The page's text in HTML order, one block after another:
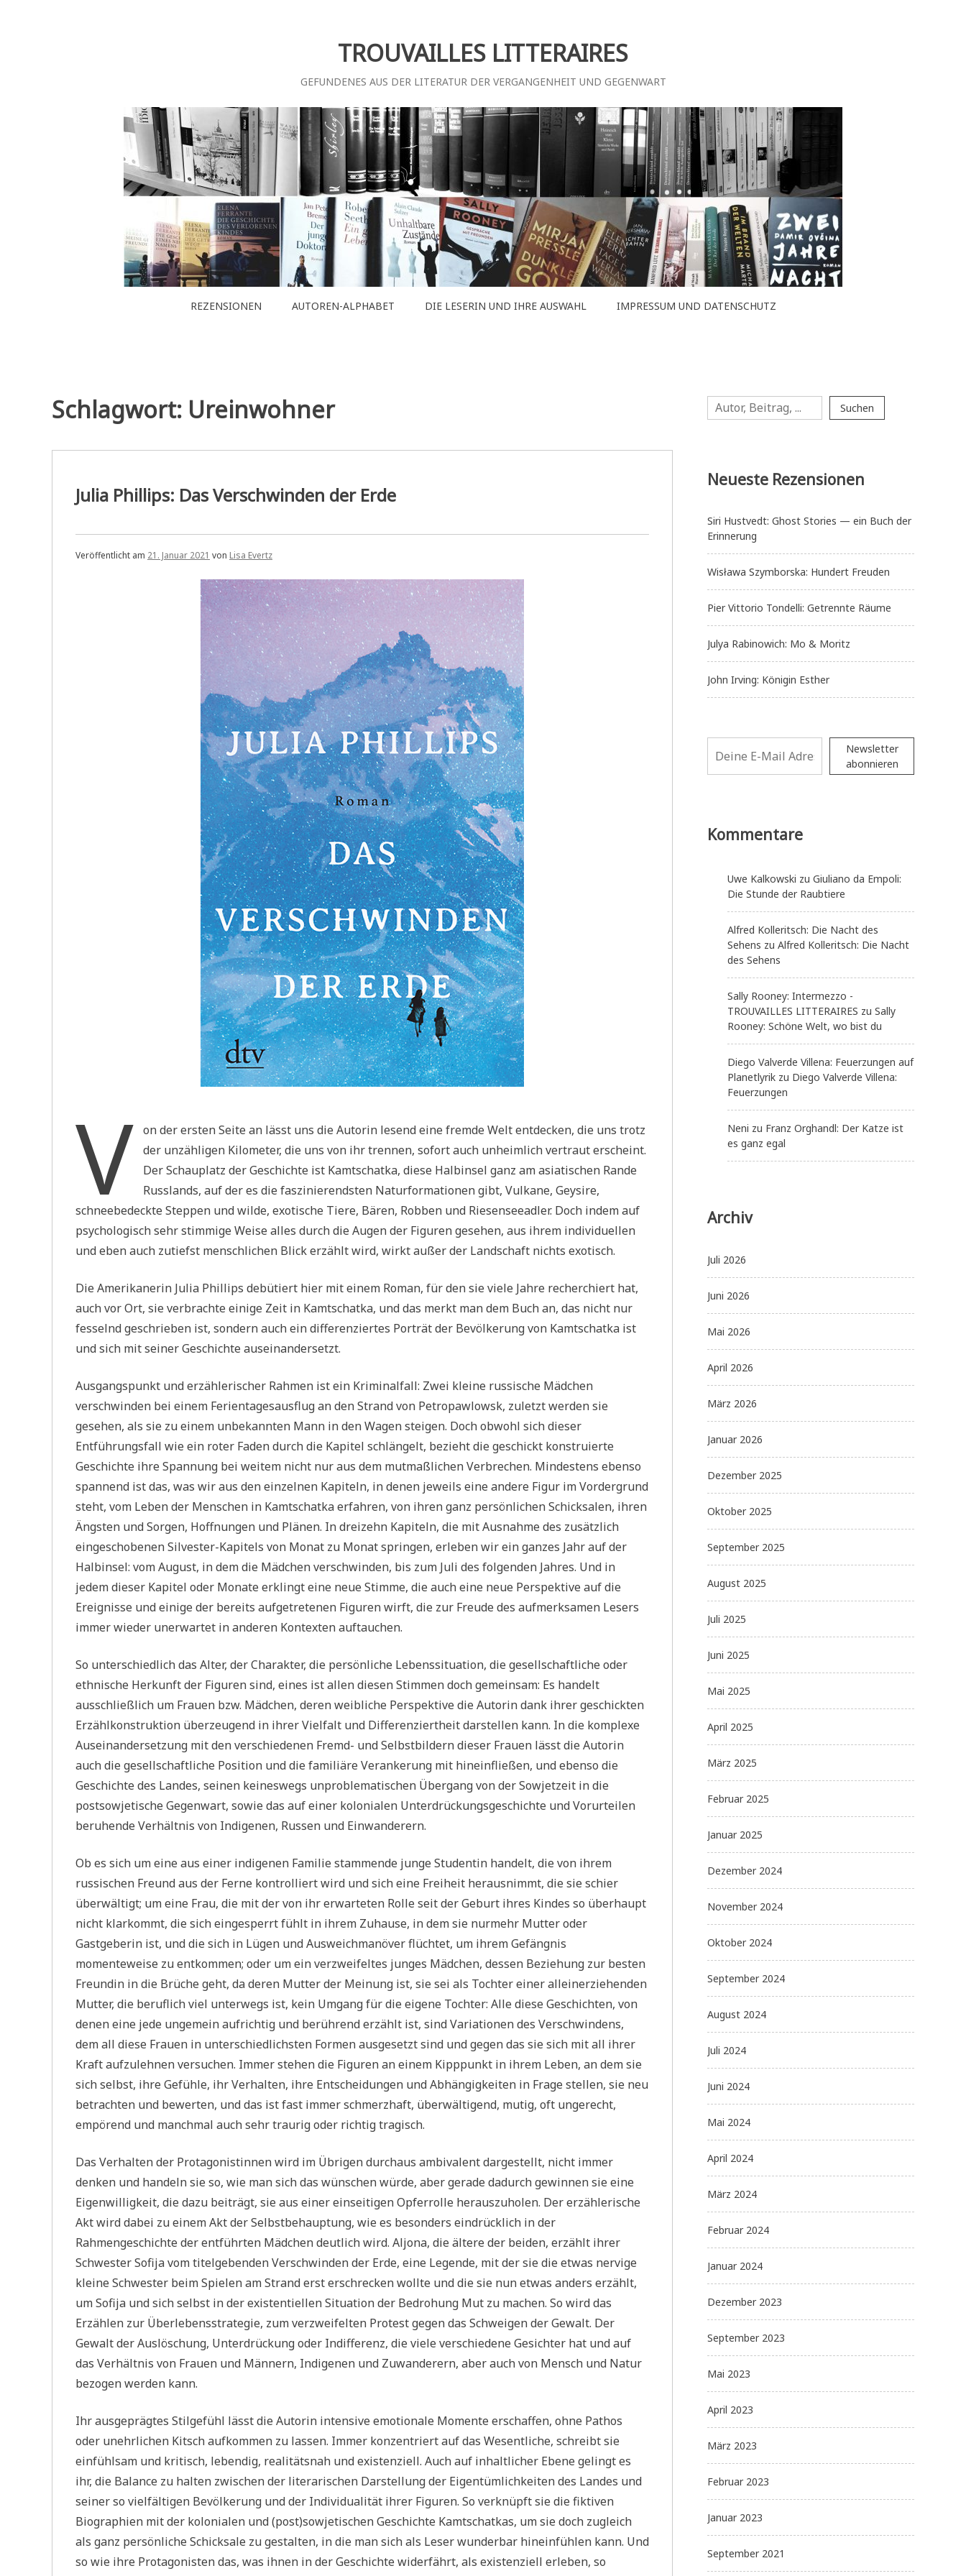
TROUVAILLES LITTERAIRES
GEFUNDENES AUS DER LITERATUR DER VERGANGENHEIT UND GEGENWART
REZENSIONEN AUTOREN-ALPHABET DIE LESERIN UND IHRE AUSWAHL IMPRESSUM UND DATENSCHUTZ
Schlagwort: Ureinwohner
Julia Phillips: Das Verschwinden der Erde
Veröffentlicht am 21. Januar 2021 von Lisa Evertz
V
on der ersten Seite an lässt uns die Autorin lesend eine fremde Welt entdecken, die uns trotz
der unzähligen Kilometer, die uns von ihr trennen, sofort auch unheimlich vertraut erscheint.
Der Schauplatz der Geschichte ist Kamtschatka, diese Halbinsel ganz am asiatischen Rande
Russlands, auf der es die faszinierendsten Naturformationen gibt, Vulkane, Geysire,
schneebedeckte Steppen und wilde, exotische Tiere, Bären, Robben und Riesenseeadler. Doch indem auf
psychologisch sehr stimmige Weise alles durch die Augen der Figuren gesehen, aus ihrem individuellen
und eben auch zutiefst menschlichen Blick erzählt wird, wirkt außer der Landschaft nichts exotisch.
Die Amerikanerin Julia Phillips debütiert hier mit einem Roman, für den sie viele Jahre recherchiert hat,
auch vor Ort, sie verbrachte einige Zeit in Kamtschatka, und das merkt man dem Buch an, das nicht nur
fesselnd geschrieben ist, sondern auch ein differenziertes Porträt der Bevölkerung von Kamtschatka ist
und sich mit seiner Geschichte auseinandersetzt.
Ausgangspunkt und erzählerischer Rahmen ist ein Kriminalfall: Zwei kleine russische Mädchen
verschwinden bei einem Ferientagesausflug an den Strand von Petropawlowsk, zuletzt werden sie
gesehen, als sie zu einem unbekannten Mann in den Wagen steigen. Doch obwohl sich dieser
Entführungsfall wie ein roter Faden durch die Kapitel schlängelt, bezieht die geschickt konstruierte
Geschichte ihre Spannung bei weitem nicht nur aus dem mutmaßlichen Verbrechen. Mindestens ebenso
spannend ist das, was wir aus den einzelnen Kapiteln, in denen jeweils eine andere Figur im Vordergrund
steht, vom Leben der Menschen in Kamtschatka erfahren, von ihren ganz persönlichen Schicksalen, ihren
Ängsten und Sorgen, Hoffnungen und Plänen. In dreizehn Kapiteln, die mit Ausnahme des zusätzlich
eingeschobenen Silvester-Kapitels von Monat zu Monat springen, erleben wir ein ganzes Jahr auf der
Halbinsel: vom August, in dem die Mädchen verschwinden, bis zum Juli des folgenden Jahres. Und in
jedem dieser Kapitel oder Monate erklingt eine neue Stimme, die auch eine neue Perspektive auf die
Ereignisse und einige der bereits aufgetretenen Figuren wirft, die zur Freude des aufmerksamen Lesers
immer wieder unerwartet in anderen Kontexten auftauchen.
So unterschiedlich das Alter, der Charakter, die persönliche Lebenssituation, die gesellschaftliche oder
ethnische Herkunft der Figuren sind, eines ist allen diesen Stimmen doch gemeinsam: Es handelt
ausschließlich um Frauen bzw. Mädchen, deren weibliche Perspektive die Autorin dank ihrer geschickten
Erzählkonstruktion überzeugend in ihrer Vielfalt und Differenziertheit darstellen kann. In die komplexe
Auseinandersetzung mit den verschiedenen Fremd- und Selbstbildern dieser Frauen lässt die Autorin
auch die gesellschaftliche Position und die familiäre Verankerung mit hineinfließen, und ebenso die
Geschichte des Landes, seinen keineswegs unproblematischen Übergang von der Sowjetzeit in die
postsowjetische Gegenwart, sowie das auf einer kolonialen Unterdrückungsgeschichte und Vorurteilen
beruhende Verhältnis von Indigenen, Russen und Einwanderern.
Ob es sich um eine aus einer indigenen Familie stammende junge Studentin handelt, die von ihrem
russischen Freund aus der Ferne kontrolliert wird und sich eine Freiheit herausnimmt, die sie schier
überwältigt; um eine Frau, die mit der von ihr erwarteten Rolle seit der Geburt ihres Kindes so überhaupt
nicht klarkommt, die sich eingesperrt fühlt in ihrem Zuhause, in dem sie nurmehr Mutter oder
Gastgeberin ist, und die sich in Lügen und Ausweichmanöver flüchtet, um ihrem Gefängnis
momenteweise zu entkommen; oder um ein verzweifeltes junges Mädchen, dessen Beziehung zur besten
Freundin in die Brüche geht, da deren Mutter der Meinung ist, sie sei als Tochter einer alleinerziehenden
Mutter, die beruflich viel unterwegs ist, kein Umgang für die eigene Tochter: Alle diese Geschichten, von
denen eine jede ungemein aufrichtig und berührend erzählt ist, sind Variationen des Verschwindens,
dem all diese Frauen in unterschiedlichsten Formen ausgesetzt sind und gegen das sie sich mit all ihrer
Kraft aufzulehnen versuchen. Immer stehen die Figuren an einem Kipppunkt in ihrem Leben, an dem sie
sich selbst, ihre Gefühle, ihr Verhalten, ihre Entscheidungen und Abhängigkeiten in Frage stellen, sie neu
betrachten und bewerten, und das ist fast immer schmerzhaft, überwältigend, mutig, oft ungerecht,
empörend und manchmal auch sehr traurig oder richtig tragisch.
Das Verhalten der Protagonistinnen wird im Übrigen durchaus ambivalent dargestellt, nicht immer
denken und handeln sie so, wie man sich das wünschen würde, aber gerade dadurch gewinnen sie eine
Eigenwilligkeit, die dazu beiträgt, sie aus einer einseitigen Opferrolle herauszuholen. Der erzählerische
Akt wird dabei zu einem Akt der Selbstbehauptung, wie es besonders eindrücklich in der
Rahmengeschichte der entführten Mädchen deutlich wird. Aljona, die ältere der beiden, erzählt ihrer
Schwester Sofija vom titelgebenden Verschwinden der Erde, eine Legende, mit der sie die etwas nervige
kleine Schwester beim Spielen am Strand erst erschrecken wollte und die sie nun etwas anders erzählt,
um Sofija und sich selbst in der existentiellen Situation der Bedrohung Mut zu machen. So wird das
Erzählen zur Überlebensstrategie, zum verzweifelten Protest gegen das Schweigen der Gewalt. Der
Gewalt der Auslöschung, Unterdrückung oder Indifferenz, die viele verschiedene Gesichter hat und auf
das Verhältnis von Frauen und Männern, Indigenen und Zuwanderern, aber auch von Mensch und Natur
bezogen werden kann.
Ihr ausgeprägtes Stilgefühl lässt die Autorin intensive emotionale Momente erschaffen, ohne Pathos
oder unehrlichen Kitsch aufkommen zu lassen. Immer konzentriert auf das Wesentliche, schreibt sie
einfühlsam und kritisch, lebendig, realitätsnah und existenziell. Auch auf inhaltlicher Ebene gelingt es
ihr, die Balance zu halten zwischen der literarischen Darstellung der Eigentümlichkeiten des Landes und
seiner so vielfältigen Bevölkerung und der Individualität ihrer Figuren. So verknüpft sie die fiktiven
Biographien mit der kolonialen und (post)sowjetischen Geschichte Kamtschatkas, um sie doch zugleich
als ganz persönliche Schicksale zu gestalten, in die man sich als Leser wunderbar hineinfühlen kann. Und
so wie ihre Protagonisten das, was ihnen in der Geschichte widerfährt, als existenziell erleben, so
Suchen
Suchen
Neueste Rezensionen
Siri Hustvedt: Ghost Stories — ein Buch der
Erinnerung
Wisława Szymborska: Hundert Freuden
Pier Vittorio Tondelli: Getrennte Räume
Julya Rabinowich: Mo & Moritz
John Irving: Königin Esther
Newsletter
abonnieren
Kommentare
Uwe Kalkowski zu Giuliano da Empoli:
Die Stunde der Raubtiere
Alfred Kolleritsch: Die Nacht des
Sehens zu Alfred Kolleritsch: Die Nacht
des Sehens
Sally Rooney: Intermezzo -
TROUVAILLES LITTERAIRES zu Sally
Rooney: Schöne Welt, wo bist du
Diego Valverde Villena: Feuerzungen auf
Planetlyrik zu Diego Valverde Villena:
Feuerzungen
Neni zu Franz Orghandl: Der Katze ist
es ganz egal
Archiv
Juli 2026
Juni 2026
Mai 2026
April 2026
März 2026
Januar 2026
Dezember 2025
Oktober 2025
September 2025
August 2025
Juli 2025
Juni 2025
Mai 2025
April 2025
März 2025
Februar 2025
Januar 2025
Dezember 2024
November 2024
Oktober 2024
September 2024
August 2024
Juli 2024
Juni 2024
Mai 2024
April 2024
März 2024
Februar 2024
Januar 2024
Dezember 2023
September 2023
Mai 2023
April 2023
März 2023
Februar 2023
Januar 2023
September 2021